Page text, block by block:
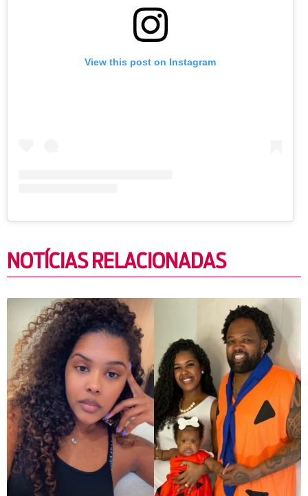
View this post on Instagram
NOTÍCIAS RELACIONADAS